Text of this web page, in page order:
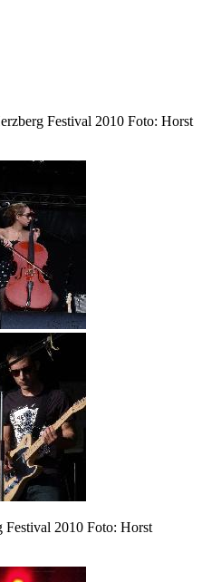
Festival 2010 Foto: Horst
Festival 2010 Foto: Horst